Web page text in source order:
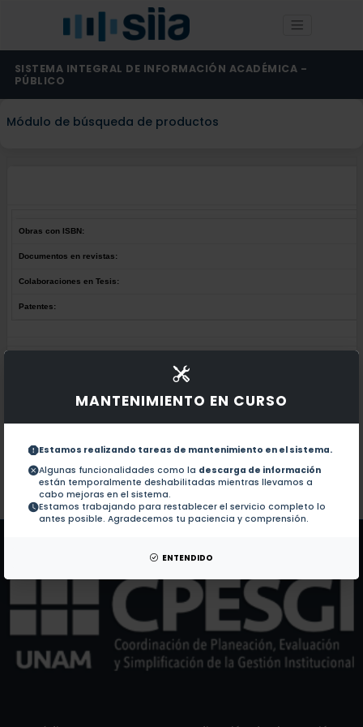
MANTENIMIENTO EN CURSO
Estamos realizando tareas de mantenimiento en el sistema.
Algunas funcionalidades como la descarga de información
están temporalmente deshabilitadas mientras llevamos a
cabo mejoras en el sistema.
Estamos trabajando para restablecer el servicio completo lo
antes posible. Agradecemos tu paciencia y comprensión.
ENTENDIDO
SISTEMA INTEGRAL DE INFORMACIÓN ACADÉMICA -
PÚBLICO
Módulo de búsqueda de productos
Obras con ISBN:
Documentos en revistas:
Colaboraciones en Tesis:
Patentes:
Colaboraciones en Tesis: No hay tesis de este autor.
Patentes: No hay patentes de este autor.